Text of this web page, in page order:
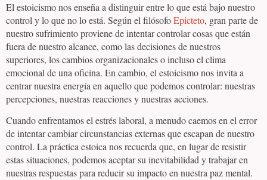
El estoicismo nos enseña a distinguir entre lo que está bajo nuestro
control y lo que no lo está. Según el filósofoEpicteto, gran parte de
nuestro sufrimiento proviene de intentar controlar cosas que están
fuera de nuestro alcance, como las decisiones de nuestros
superiores, los cambios organizacionales o incluso el clima
emocional de una oficina. En cambio, el estoicismo nos invita a
centrar nuestra energía en aquello que podemos controlar: nuestras
percepciones, nuestras reacciones y nuestras acciones.
Cuando enfrentamos el estrés laboral, a menudo caemos en el error
de intentar cambiar circunstancias externas que escapan de nuestro
control. La práctica estoica nos recuerda que, en lugar de resistir
estas situaciones, podemos aceptar su inevitabilidad y trabajar en
nuestras respuestas para reducir su impacto en nuestra paz mental.